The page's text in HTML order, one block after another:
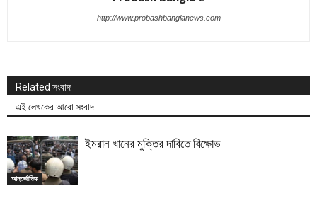
http://www.probashbanglanews.com
Related সংবাদ
এই লেখকের আরো সংবাদ
আন্তর্জাতিক
ইমরান খানের মুক্তির দাবিতে বিক্ষোভ